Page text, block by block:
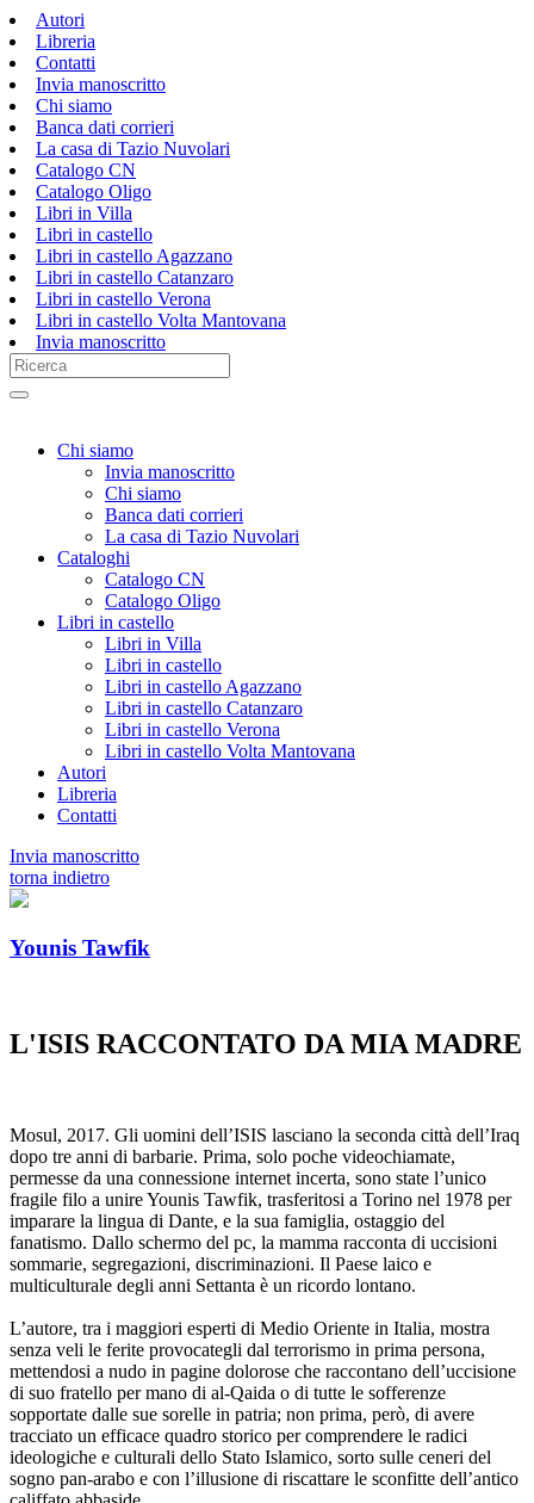
Autori
Libreria
Contatti
Invia manoscritto
Chi siamo
Banca dati corrieri
La casa di Tazio Nuvolari
Catalogo CN
Catalogo Oligo
Libri in Villa
Libri in castello
Libri in castello Agazzano
Libri in castello Catanzaro
Libri in castello Verona
Libri in castello Volta Mantovana
Invia manoscritto
Chi siamo
Invia manoscritto
Chi siamo
Banca dati corrieri
La casa di Tazio Nuvolari
Cataloghi
Catalogo CN
Catalogo Oligo
Libri in castello
Libri in Villa
Libri in castello
Libri in castello Agazzano
Libri in castello Catanzaro
Libri in castello Verona
Libri in castello Volta Mantovana
Autori
Libreria
Contatti
Invia manoscritto
torna indietro
Younis Tawfik
L'ISIS RACCONTATO DA MIA MADRE
Mosul, 2017. Gli uomini dell’ISIS lasciano la seconda città dell’Iraq
dopo tre anni di barbarie. Prima, solo poche videochiamate,
permesse da una connessione internet incerta, sono state l’unico
fragile filo a unire Younis Tawfik, trasferitosi a Torino nel 1978 per
imparare la lingua di Dante, e la sua famiglia, ostaggio del
fanatismo. Dallo schermo del pc, la mamma racconta di uccisioni
sommarie, segregazioni, discriminazioni. Il Paese laico e
multiculturale degli anni Settanta è un ricordo lontano.
L’autore, tra i maggiori esperti di Medio Oriente in Italia, mostra
senza veli le ferite provocategli dal terrorismo in prima persona,
mettendosi a nudo in pagine dolorose che raccontano dell’uccisione
di suo fratello per mano di al-Qaida o di tutte le sofferenze
sopportate dalle sue sorelle in patria; non prima, però, di avere
tracciato un efficace quadro storico per comprendere le radici
ideologiche e culturali dello Stato Islamico, sorto sulle ceneri del
sogno pan-arabo e con l’illusione di riscattare le sconfitte dell’antico